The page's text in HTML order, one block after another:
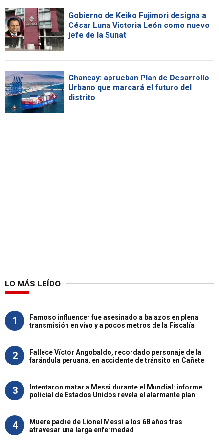
Gobierno de Keiko Fujimori designa a
César Luna Victoria León como nuevo
jefe de la Sunat
Chancay: aprueban Plan de Desarrollo
Urbano que marcará el futuro del
distrito
LO MÁS LEÍDO
1
Famoso influencer fue asesinado a balazos en plena
transmisión en vivo y a pocos metros de la Fiscalía
2
Fallece Víctor Angobaldo, recordado personaje de la
farándula peruana, en accidente de tránsito en Cañete
3
Intentaron matar a Messi durante el Mundial: informe
policial de Estados Unidos revela el alarmante plan
4
Muere padre de Lionel Messi a los 68 años tras
atravesar una larga enfermedad